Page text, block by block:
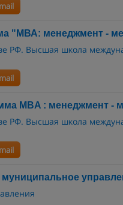
"МВА: менеджмент -
РФ. Высшая школа
MBA : менеджмент -
РФ. Высшая школа
муниципальное